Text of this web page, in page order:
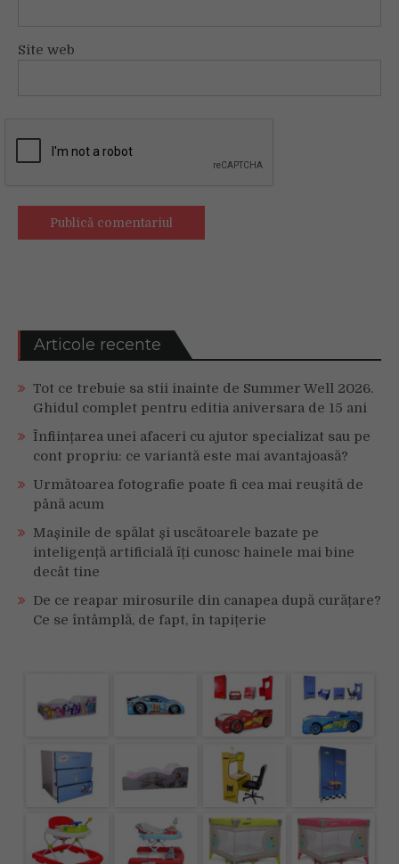
Site web
Articole recente
Tot ce trebuie sa stii inainte de Summer Well 2026.
Ghidul complet pentru editia aniversara de 15 ani
Înființarea unei afaceri cu ajutor specializat sau pe
cont propriu: ce variantă este mai avantajoasă?
Următoarea fotografie poate fi cea mai reușită de
până acum
Mașinile de spălat și uscătoarele bazate pe
inteligență artificială îți cunosc hainele mai bine
decât tine
De ce reapar mirosurile din canapea după curățare?
Ce se întâmplă, de fapt, în tapițerie